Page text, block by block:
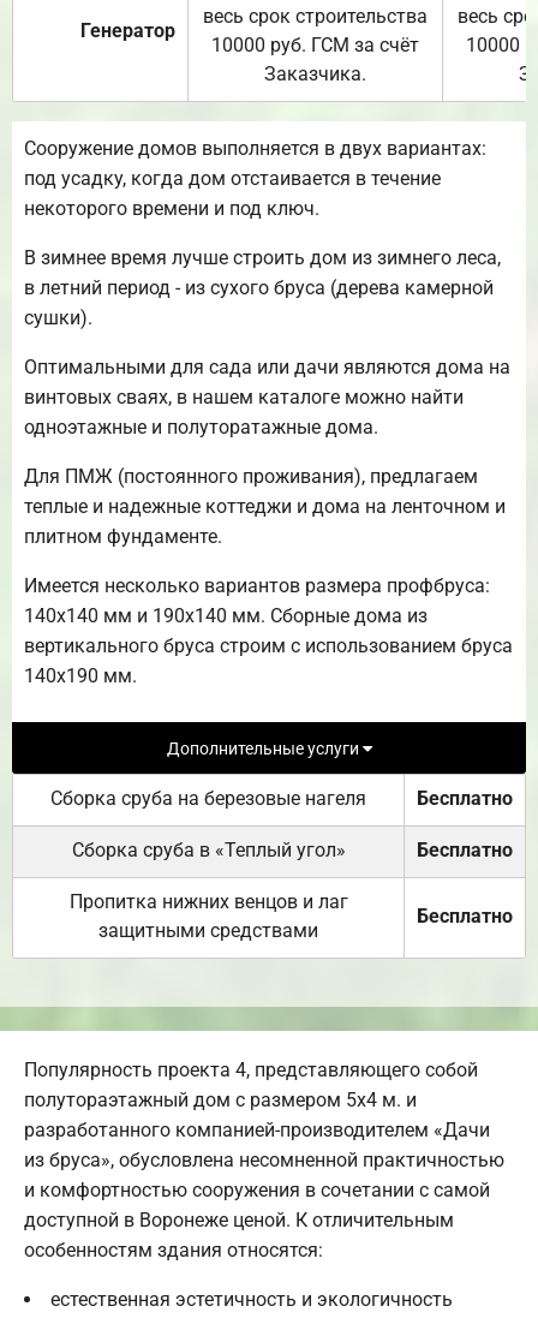
Генератор
весь срок строительства
10000 руб. ГСМ за счёт
Заказчика.
весь
10000
Сооружение домов выполняется в двух вариантах:
под усадку, когда дом отстаивается в течение
некоторого времени и под ключ.
В зимнее время лучше строить дом из зимнего леса,
в летний период - из сухого бруса (дерева камерной
сушки).
Оптимальными для сада или дачи являются дома на
винтовых сваях, в нашем каталоге можно найти
одноэтажные и полуторатажные дома.
Для ПМЖ (постоянного проживания), предлагаем
теплые и надежные коттеджи и дома на ленточном и
плитном фундаменте.
Имеется несколько вариантов размера профбруса:
140х140 мм и 190х140 мм. Сборные дома из
вертикального бруса строим с использованием бруса
140х190 мм.
Дополнительные услуги
Сборка сруба на березовые нагеля Бесплатно
Сборка сруба в «Теплый угол» Бесплатно
Пропитка нижних венцов и лаг
защитными средствами
Бесплатно
Популярность проекта 4, представляющего собой
полутораэтажный дом с размером 5х4 м. и
разработанного компанией-производителем «Дачи
из бруса», обусловлена несомненной практичностью
и комфортностью сооружения в сочетании с самой
доступной в Воронеже ценой. К отличительным
особенностям здания относятся:
естественная эстетичность и экологичность